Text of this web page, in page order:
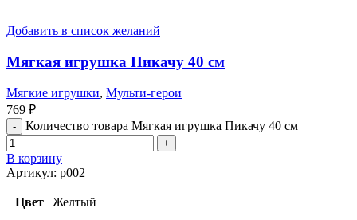
Добавить в список желаний
Мягкая игрушка Пикачу 40 см
Мягкие игрушки, Мульти-герои
769 ₽
Количество товара Мягкая игрушка Пикачу 40 см
В корзину
Артикул: p002
Цвет Желтый